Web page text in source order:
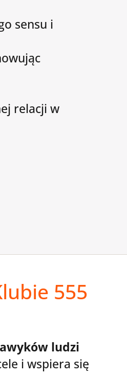
sensu i
relacji w
555
ludzi
i wspiera się